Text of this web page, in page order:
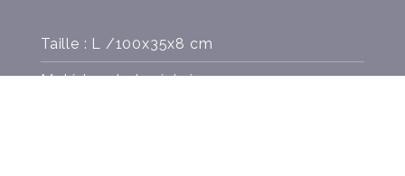
Taille : L /100x35x8 cm
Matériau : bois résiné